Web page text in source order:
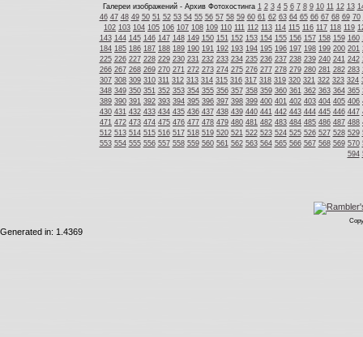
Галереи изображений - Архив Фотохостинга 1 2 3 4 5 6 7 8 9 10 11 12 13
46 47 48 49 50 51 52 53 54 55 56 57 58 59 60 61 62 63 64 65 66 67 68 69 70
102 103 104 105 106 107 108 109 110 111 112 113 114 115 116 117 118 119
143 144 145 146 147 148 149 150 151 152 153 154 155 156 157 158 159 160
184 185 186 187 188 189 190 191 192 193 194 195 196 197 198 199 200 201
225 226 227 228 229 230 231 232 233 234 235 236 237 238 239 240 241 242
266 267 268 269 270 271 272 273 274 275 276 277 278 279 280 281 282 283
307 308 309 310 311 312 313 314 315 316 317 318 319 320 321 322 323 324
348 349 350 351 352 353 354 355 356 357 358 359 360 361 362 363 364 365
389 390 391 392 393 394 395 396 397 398 399 400 401 402 403 404 405 406
430 431 432 433 434 435 436 437 438 439 440 441 442 443 444 445 446 447
471 472 473 474 475 476 477 478 479 480 481 482 483 484 485 486 487 488
512 513 514 515 516 517 518 519 520 521 522 523 524 525 526 527 528 529
553 554 555 556 557 558 559 560 561 562 563 564 565 566 567 568 569 570
594
Generated in: 1.4369